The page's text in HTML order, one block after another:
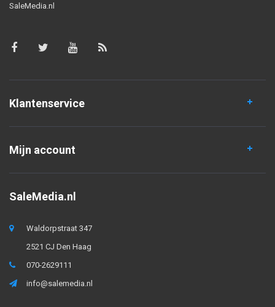
SaleMedia.nl
Klantenservice
Mijn account
SaleMedia.nl
Waldorpstraat 347
2521 CJ Den Haag
070-2629111
info@salemedia.nl